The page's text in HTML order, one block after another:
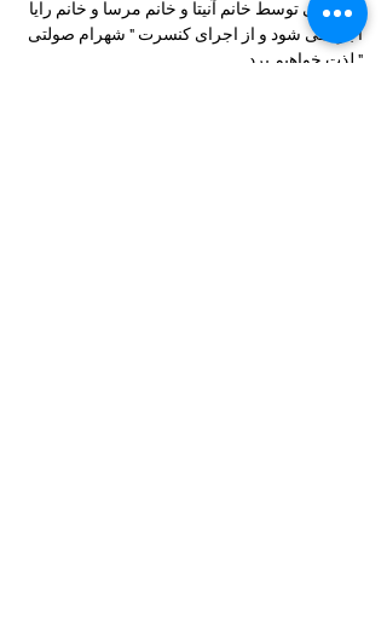
موسیقی توسط خانم آنیتا و خانم مرسا و خانم رایا
اجرا می شود و از اجرای کنسرت " شهرام صولتی
" لذت خواهیم برد.